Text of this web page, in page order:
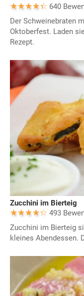
640
Der Schweinebraten
Oktoberfest. Laden
Rezept.
Zucchini im Bierteig
493
Zucchini im Bierteig
kleines Abendessen.